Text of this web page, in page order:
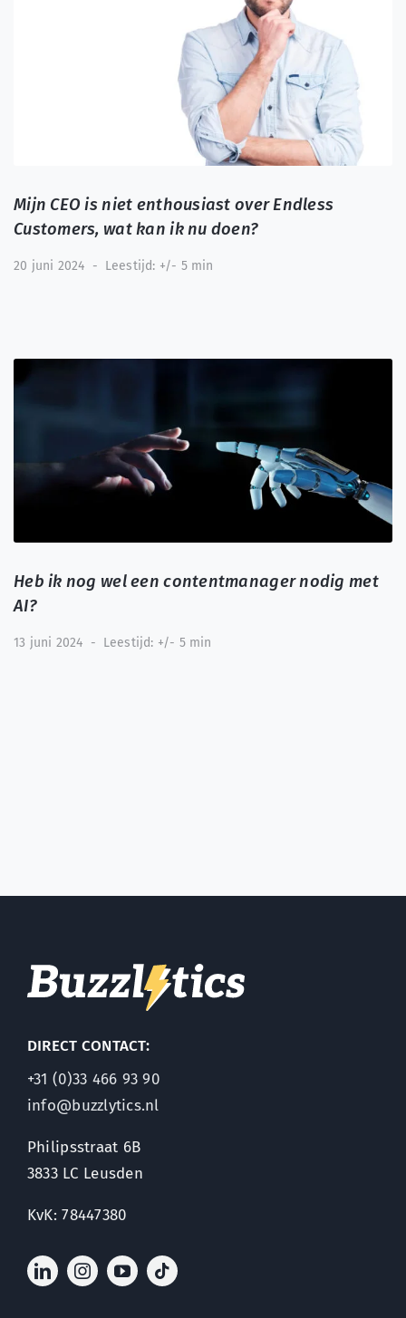
Mijn CEO is niet enthousiast over Endless
Customers, wat kan ik nu doen?
20 juni 2024 - Leestijd: +/- 5 min
Heb ik nog wel een contentmanager nodig met
AI?
13 juni 2024 - Leestijd: +/- 5 min
DIRECT CONTACT:
+31 (0)33 466 93 90
info@buzzlytics.nl
Philipsstraat 6B
3833 LC Leusden
KvK: 78447380